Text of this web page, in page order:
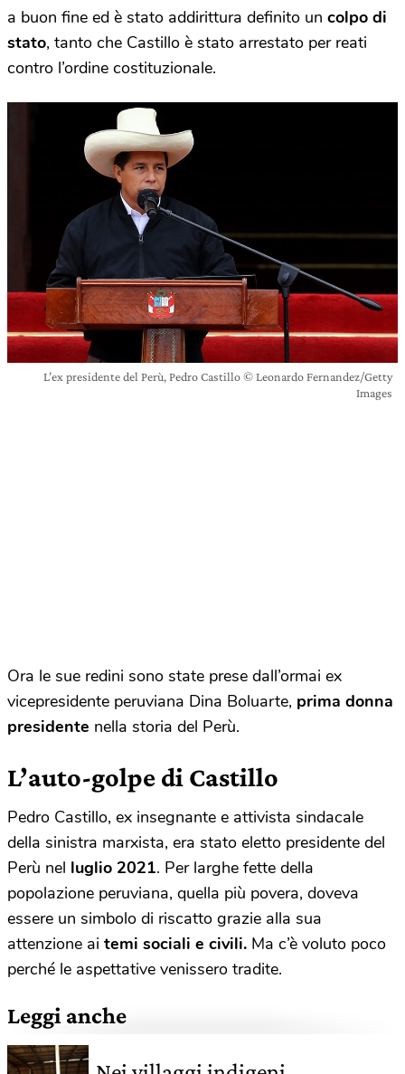
a buon fine ed è stato addirittura definito un colpo di
stato, tanto che Castillo è stato arrestato per reati
contro l’ordine costituzionale.
L’ex presidente del Perù, Pedro Castillo © Leonardo Fernandez/Getty
Images
Ora le sue redini sono state prese dall’ormai ex
vicepresidente peruviana Dina Boluarte, prima donna
presidente nella storia del Perù.
L’auto-golpe di Castillo
Pedro Castillo, ex insegnante e attivista sindacale
della sinistra marxista, era stato eletto presidente del
Perù nel luglio 2021. Per larghe fette della
popolazione peruviana, quella più povera, doveva
essere un simbolo di riscatto grazie alla sua
attenzione ai temi sociali e civili. Ma c’è voluto poco
perché le aspettative venissero tradite.
Leggi anche